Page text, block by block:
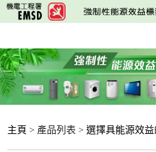
跳
至
要
內
容
主頁 > 產品列表 > 選擇具能源效